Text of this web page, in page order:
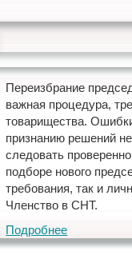
Переизбрание
важная процедура,
товарищества.
признанию решений
следовать
подборе нового
требования, так и
Членство в СНТ.
Подробнее